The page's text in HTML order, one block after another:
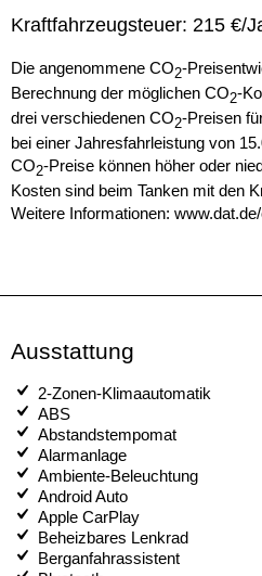
Kraftfahrzeugsteuer: 215 €/
Die angenommene CO2-
Berechnung der möglichen CO2-
drei verschiedenen CO2-Preisen
bei einer Jahresfahrleistung von
CO2-Preise können höher oder
Kosten sind beim Tanken mit den
Weitere Informationen:
Ausstattung
2-Zonen-Klimaautomatik
ABS
Abstandstempomat
Alarmanlage
Ambiente-Beleuchtung
Android Auto
Apple CarPlay
Beheizbares Lenkrad
Berganfahrassistent